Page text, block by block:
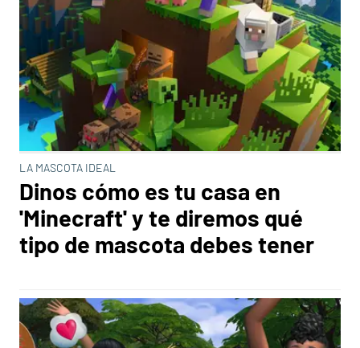
LA MASCOTA IDEAL
Dinos cómo es tu casa en
'Minecraft' y te diremos qué
tipo de mascota debes tener